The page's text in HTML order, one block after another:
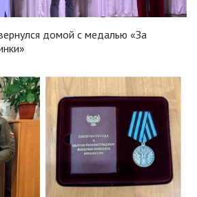
домой с медалью «За